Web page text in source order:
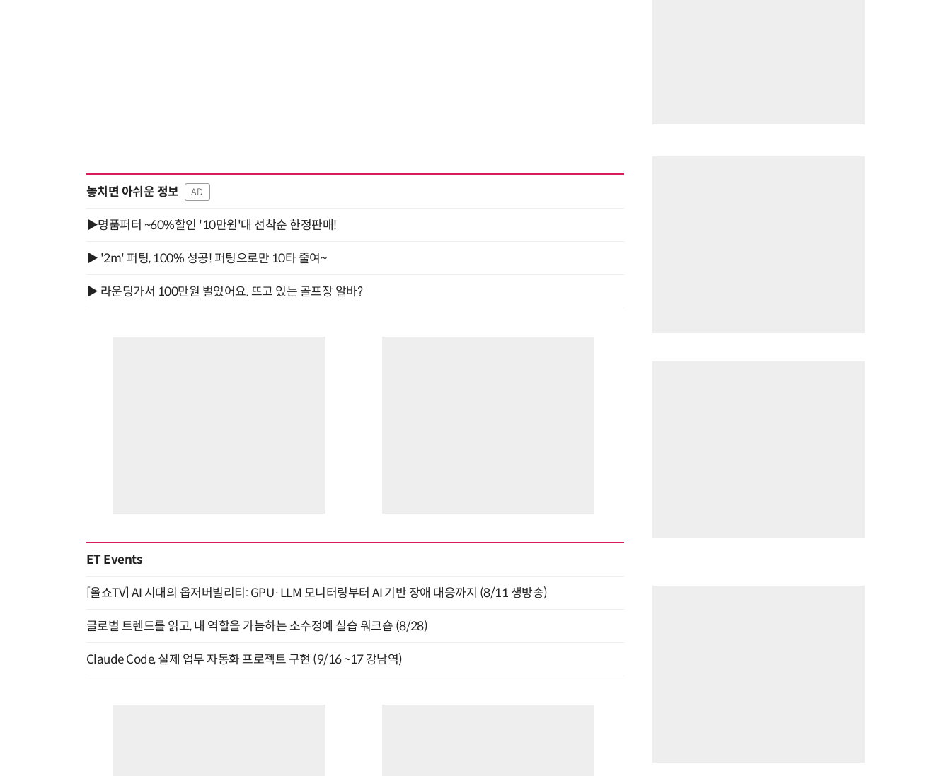
놓치면 아쉬운 정보 AD
▶명품퍼터 ~60%할인 '10만원'대 선착순 한정판매!
▶ '2m' 퍼팅, 100% 성공! 퍼팅으로만 10타 줄여~
▶ 라운딩가서 100만원 벌었어요. 뜨고 있는 골프장 알바?
ET Events
[올쇼TV] AI 시대의 옵저버빌리티: GPU·LLM 모니터링부터 AI 기반 장애 대응까지 (8/11 생방송)
글로벌 트렌드를 읽고, 내 역할을 가늠하는 소수정예 실습 워크숍 (8/28)
Claude Code, 실제 업무 자동화 프로젝트 구현 (9/16 ~17 강남역)